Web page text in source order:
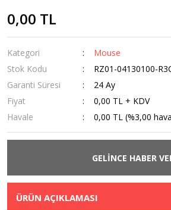
0,00 TL
Kategori
Mouse
Stok Kodu
RZ01-04130100-
Garanti Süresi
24 Ay
Fiyat
0,00 TL + KDV
Havale
0,00 TL (%3,00
GELİNCE HABER
ÜRÜN AÇIKLAMASI